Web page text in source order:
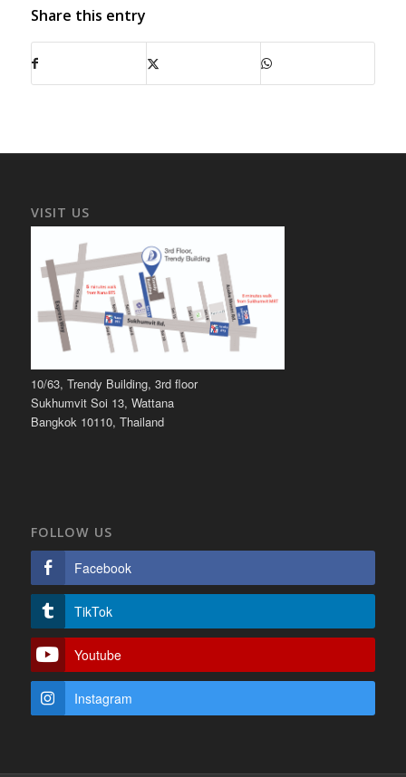
Share this entry
VISIT US
10/63, Trendy Building, 3rd floor
Sukhumvit Soi 13, Wattana
Bangkok 10110, Thailand
FOLLOW US
Facebook
TikTok
Youtube
Instagram